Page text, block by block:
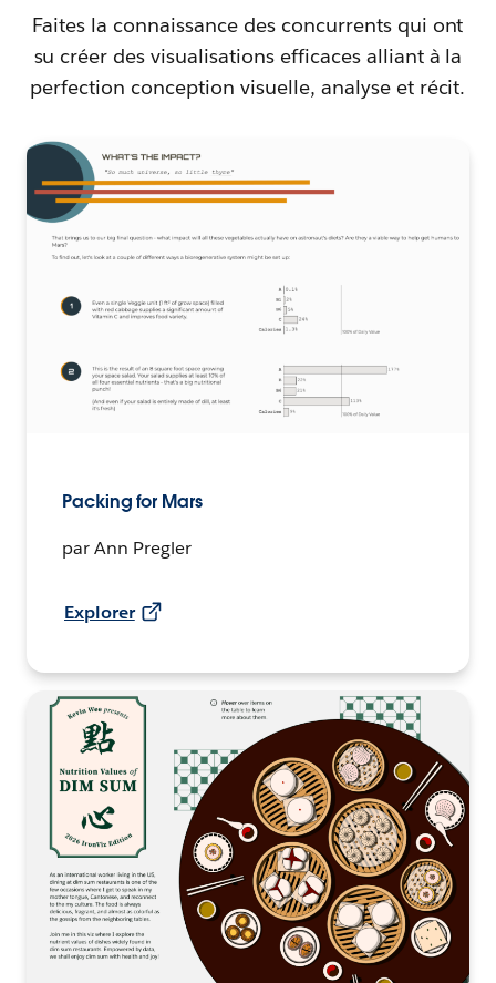
Faites la connaissance des concurrents qui ont
su créer des visualisations efficaces alliant à la
perfection conception visuelle, analyse et récit.
Packing for Mars
par Ann Pregler
Explorer